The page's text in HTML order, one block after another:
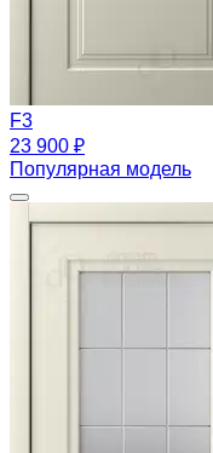
F3
23 900 ₽
Популярная модель